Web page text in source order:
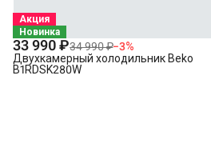
Акция
Новинка
33 990 ₽34 990 ₽−3%
Двухкамерный холодильник Beko
B1RDSK280W